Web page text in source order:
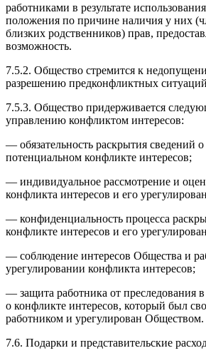
работниками в результате
положения по причине наличия у них
близких родственников) прав,
возможность.
7.5.2. Общество стремится к
разрешению предконфликтных
7.5.3. Общество придерживается
управлению конфликтом интересов:
— обязательность раскрытия сведений
потенциальном конфликте интересов;
— индивидуальное рассмотрение и
конфликта интересов и его
— конфиденциальность процесса
конфликте интересов и его
— соблюдение интересов Общества и
урегулировании конфликта интересов;
— защита работника от преследования
о конфликте интересов, который был
работником и урегулирован Обществом.
7.6. Подарки и представительские